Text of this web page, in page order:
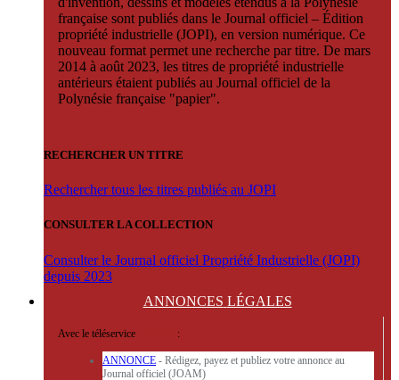
française sont publiés dans le Journal officiel – Édition
propriété industrielle (JOPI), en version numérique. Ce
nouveau format permet une recherche par titre. De mars
2014 à août 2023, les titres de propriété industrielle
antérieurs étaient publiés au Journal officiel de la
Polynésie française "papier".
RECHERCHER UN TITRE
Rechercher tous les titres publiés au JOPI
CONSULTER LA COLLECTION
Consulter le Journal officiel Propriété Industrielle (JOPI)
depuis 2023
ANNONCES LÉGALES
Avec le téléservice :
ANNONCE - Rédigez, payez et publiez votre annonce au
Journal officiel (JOAM)